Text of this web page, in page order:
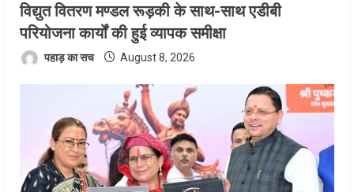
विद्युत वितरण मण्डल रूड़की के साथ-साथ एडीबी
परियोजना कार्यों की हुई व्यापक समीक्षा
पहाड़ का सच August 8, 2026